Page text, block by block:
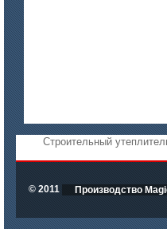
Плиты МКРП-340
Строительный
© 2011 Производство